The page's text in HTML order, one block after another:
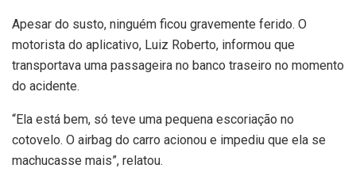
Apesar do susto, ninguém ficou gravemente ferido. O
motorista do aplicativo, Luiz Roberto, informou que
transportava uma passageira no banco traseiro no momento
do acidente.
“Ela está bem, só teve uma pequena escoriação no
cotovelo. O airbag do carro acionou e impediu que ela se
machucasse mais”, relatou.